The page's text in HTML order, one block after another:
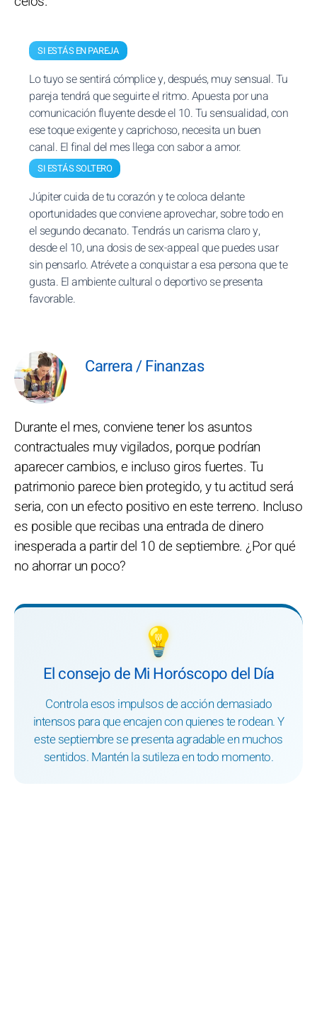
SI ESTÁS EN PAREJA
Lo tuyo se sentirá cómplice y, después, muy sensual. Tu
pareja tendrá que seguirte el ritmo. Apuesta por una
comunicación fluyente desde el 10. Tu sensualidad, con
ese toque exigente y caprichoso, necesita un buen
canal. El final del mes llega con sabor a amor.
SI ESTÁS SOLTERO
Júpiter cuida de tu corazón y te coloca delante
oportunidades que conviene aprovechar, sobre todo en
el segundo decanato. Tendrás un carisma claro y,
desde el 10, una dosis de sex-appeal que puedes usar
sin pensarlo. Atrévete a conquistar a esa persona que te
gusta. El ambiente cultural o deportivo se presenta
favorable.
Carrera / Finanzas
Durante el mes, conviene tener los asuntos
contractuales muy vigilados, porque podrían
aparecer cambios, e incluso giros fuertes. Tu
patrimonio parece bien protegido, y tu actitud será
seria, con un efecto positivo en este terreno. Incluso
es posible que recibas una entrada de dinero
inesperada a partir del 10 de septiembre. ¿Por qué
no ahorrar un poco?
💡
El consejo de Mi Horóscopo del Día
Controla esos impulsos de acción demasiado
intensos para que encajen con quienes te rodean. Y
este septiembre se presenta agradable en muchos
sentidos. Mantén la sutileza en todo momento.